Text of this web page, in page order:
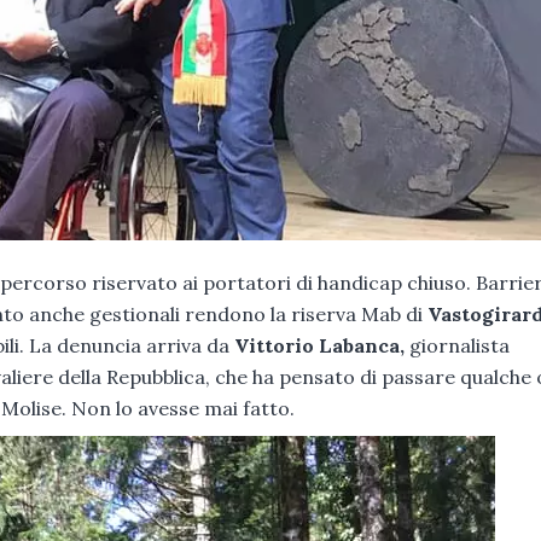
riservato ai portatori di handicap chiuso.
anche gestionali rendono la riserva Mab di
La denuncia arriva da Vittorio Labanca, giornalista
della Repubblica, che ha pensato di passare qualche
Non lo avesse mai fatto.